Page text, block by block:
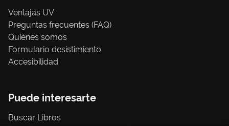
Ventajas UV
Preguntas frecuentes (FAQ)
Quiénes somos
Formulario desistimiento
Accesibilidad
Puede interesarte
Buscar Libros